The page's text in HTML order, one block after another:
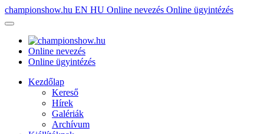
championshow.hu EN HU Online nevezés Online ügyintézés
Online nevezés
Online ügyintézés
Kezdőlap
Kereső
Hírek
Galériák
Archívum